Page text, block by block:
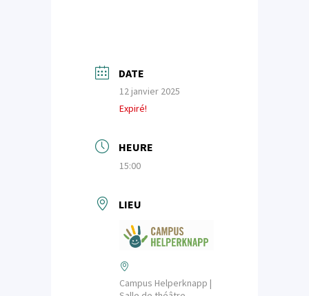
DATE
12 janvier 2025
Expiré!
HEURE
15:00
LIEU
Campus Helperknapp |